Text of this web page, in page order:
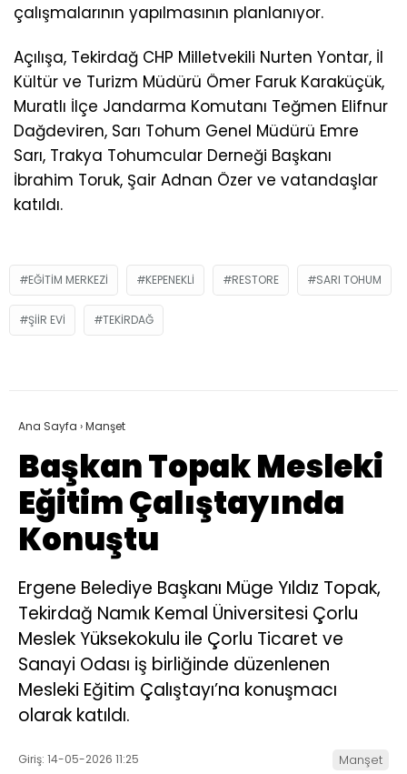
çalışmalarının yapılmasının planlanıyor.
Açılışa, Tekirdağ CHP Milletvekili Nurten Yontar, İl
Kültür ve Turizm Müdürü Ömer Faruk Karaküçük,
Muratlı İlçe Jandarma Komutanı Teğmen Elifnur
Dağdeviren, Sarı Tohum Genel Müdürü Emre
Sarı, Trakya Tohumcular Derneği Başkanı
İbrahim Toruk, Şair Adnan Özer ve vatandaşlar
katıldı.
EĞITIM MERKEZI KEPENEKLI RESTORE SARI TOHUM
ŞIIR EVI TEKIRDAĞ
Ana Sayfa ›Manşet
Başkan Topak Mesleki
Eğitim Çalıştayında
Konuştu
Ergene Belediye Başkanı Müge Yıldız Topak,
Tekirdağ Namık Kemal Üniversitesi Çorlu
Meslek Yüksekokulu ile Çorlu Ticaret ve
Sanayi Odası iş birliğinde düzenlenen
Mesleki Eğitim Çalıştayı’na konuşmacı
olarak katıldı.
Giriş: 14-05-2026 11:25 Manşet